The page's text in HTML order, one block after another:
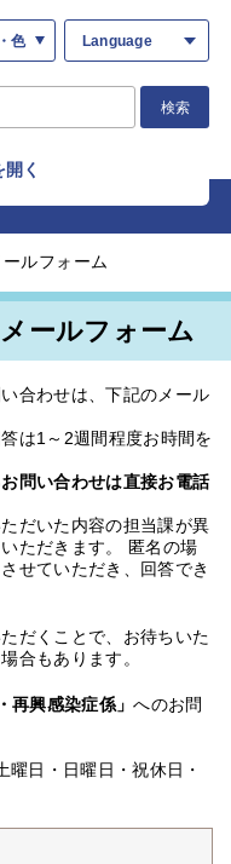
色 Language
検索
開く
ルフォーム
ールフォーム
合わせは、下記のメール
は1～2週間程度お時間を
問い合わせは直接お電話
だいた内容の担当課が異
ただきます。 匿名の場
せていただき、回答でき
ただくことで、お待ちいた
合もあります。
再興感染症係」へのお問
日・日曜日・祝休日・